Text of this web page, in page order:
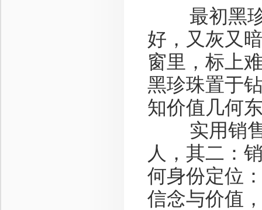
最初黑珍
好，又灰又
窗里，标上
黑珍珠置于
知价值几何
实用销售
人，其二：
何身份定位
信念与价值